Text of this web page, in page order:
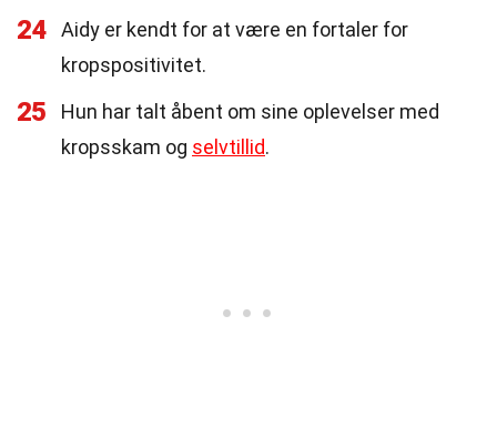
24
Aidy er kendt for at være en fortaler for
kropspositivitet.
25
Hun har talt åbent om sine oplevelser med
kropsskam og selvtillid.